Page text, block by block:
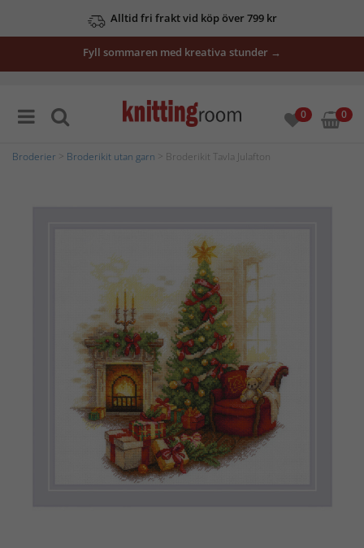
Alltid fri frakt vid köp över 799 kr
Fyll sommaren med kreativa stunder →
0 0
Broderier Broderikit utan garn > Broderikit Tavla Julafton